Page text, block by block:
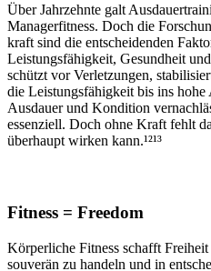
Über Jahrzehnte galt
Managerfitness. Doch die
kraft sind die entscheidenden
Leistungsfähigkeit, Gesundheit
schützt vor Verletzungen,
die Leistungsfähigkeit bis ins hohe
Ausdauer und Kondition
essenziell. Doch ohne Kraft fehlt
überhaupt wirken kann.¹²¹³
Fitness = Freedom
Körperliche Fitness schafft
souverän zu handeln und in